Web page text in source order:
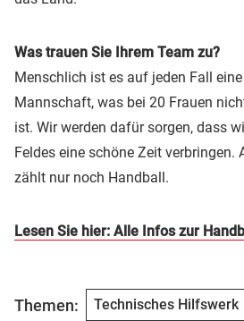
Was trauen Sie Ihrem Team zu?
Menschlich ist es auf jeden Fall
Mannschaft, was bei 20 Frauen
ist. Wir werden dafür sorgen, dass
Feldes eine schöne Zeit verbringen.
zählt nur noch Handball.
Lesen Sie hier: Alle Infos zur
Themen: Technisches Hilfswerk